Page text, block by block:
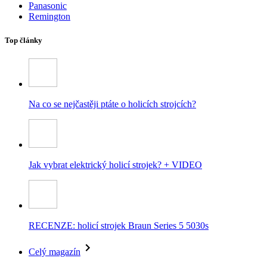
Panasonic
Remington
Top články
Na co se nejčastěji ptáte o holicích strojcích?
Jak vybrat elektrický holicí strojek? + VIDEO
RECENZE: holicí strojek Braun Series 5 5030s
Celý magazín